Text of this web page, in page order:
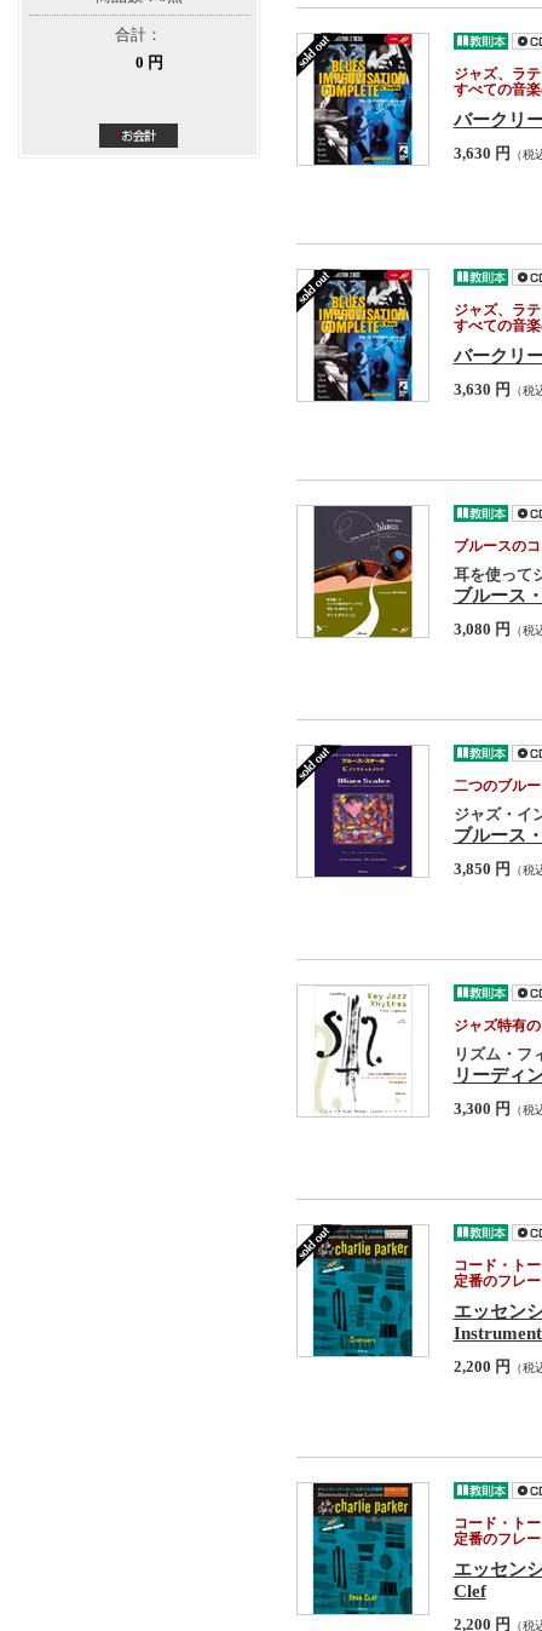
合計：
0 円
ジャズ、ラ
すべての音
バークリ
3,630 円 （税
ジャズ、ラ
すべての音
バークリ
3,630 円 （税
ブルースの
耳を使って
ブルース
3,080 円 （税
二つのブル
ジャズ・イ
ブルース
3,850 円 （税
ジャズ特有
リズム・フ
リーディ
3,300 円 （税
コード・ト
定番のフレ
エッセン
2,200 円 （税
コード・ト
定番のフレ
エッセン
Clef
2,200 円 （税